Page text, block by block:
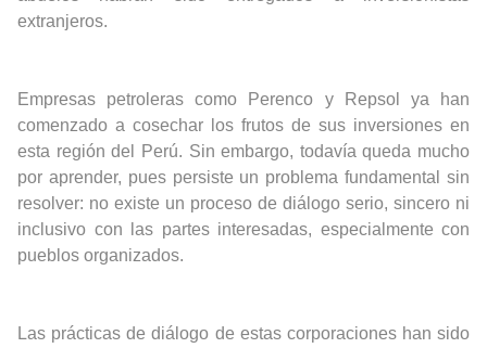
extranjeros.
Empresas petroleras como Perenco y Repsol ya han
comenzado a cosechar los frutos de sus inversiones en
esta región del Perú. Sin embargo, todavía queda mucho
por aprender, pues persiste un problema fundamental sin
resolver: no existe un proceso de diálogo serio, sincero ni
inclusivo con las partes interesadas, especialmente con
pueblos organizados.
Las prácticas de diálogo de estas corporaciones han sido